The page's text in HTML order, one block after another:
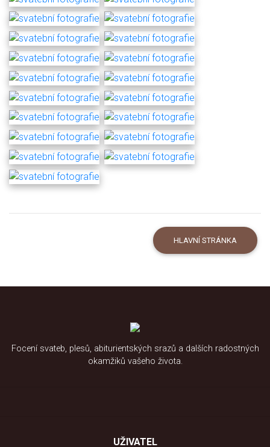
HLAVNÍ STRÁNKA
Focení svateb, plesů, abiturientských srazů a dalších radostných
okamžiků vašeho života.
UŽIVATEL